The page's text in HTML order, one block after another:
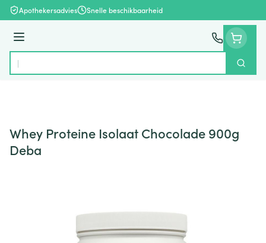
Ga naar de inhoud
Apothekersadvies Snelle beschikbaarheid
Menu
Product, merk, categorie...
Zoek
Whey Proteine Isolaat Chocolade 900g
Deba